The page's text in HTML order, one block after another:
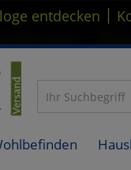
entdecken |